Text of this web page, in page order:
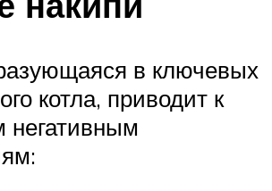
в ключевых
котла, приводит к